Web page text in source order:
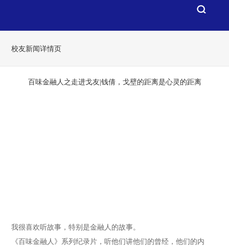
校友新闻详情页
百味金融人之走进戈友|钱倩，戈壁的距离是心灵的距离
我很喜欢听故事，特别是金融人的故事。
《百味金融人》系列纪录片，听他们讲他们的曾经，他们的内